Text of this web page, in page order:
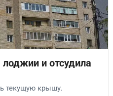
и отсудила
текущую крышу.